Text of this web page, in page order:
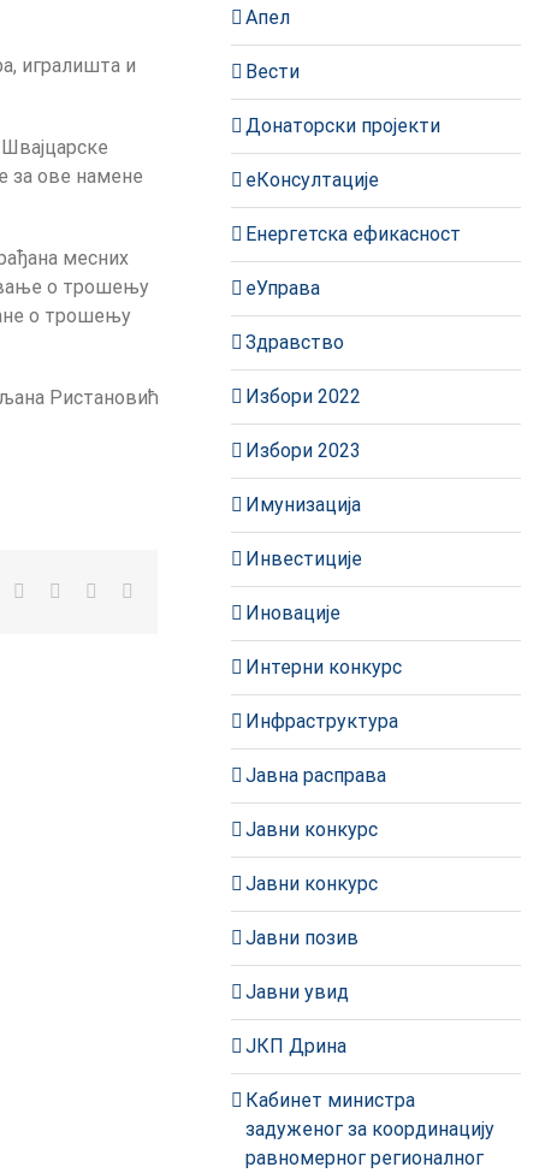
игралишта и
за ове намене
месних
о трошењу
о трошењу
Ристановић
WhatsAppPinterest
Апел
Вести
Донаторски пројекти
еКонсултације
Енергетска ефикасност
еУправа
Здравство
Избори 2022
Избори 2023
Имунизација
Инвестиције
Иновације
Интерни конкурс
Инфраструктура
Јавна расправа
Јавни конкурс
Јавни конкурс
Јавни позив
Јавни увид
ЈКП Дрина
Кабинет министра
задуженог за координацију
равномерног регионалног